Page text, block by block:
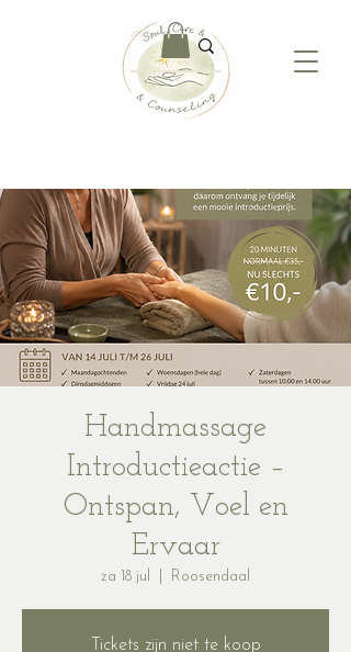
Handmassage
Introductieactie –
Ontspan, Voel en
Ervaar
za 18 jul Roosendaal
Tickets zijn niet te koop